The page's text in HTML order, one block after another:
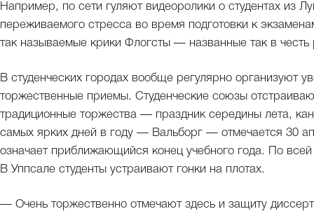
Например, по сети гуляют видеоролики о студентах из
переживаемого стресса во время подготовки к
так называемые крики Флогсты — названные так в честь
В студенческих городах вообще регулярно организуют
торжественные приемы. Студенческие союзы
традиционные торжества — праздник середины лета,
самых ярких дней в году — Вальборг — отмечается 30
означает приближающийся конец учебного года. По
В Уппсале студенты устраивают гонки на плотах.
— Очень торжественно отмечают здесь и защиту